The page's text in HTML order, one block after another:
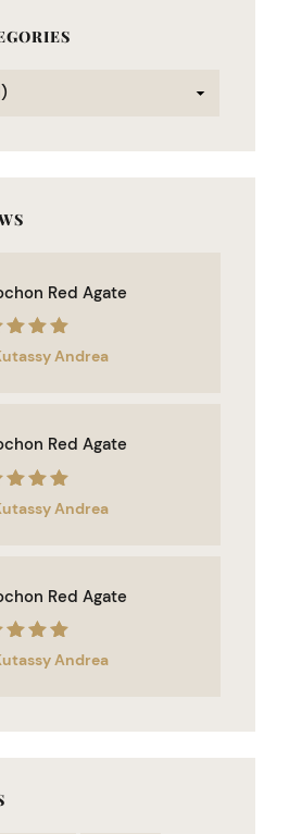
Red Agate
5/
Andrea
Red Agate
5/
Andrea
Red Agate
5/
Andrea